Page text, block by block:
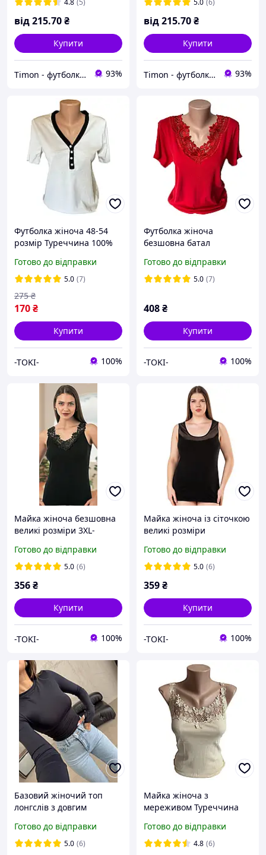
4.8 (5)
від215.70₴
Купити
Timon - футболки дитячі тя дорослі однотонні 93%
5.0 (6)
від215.70₴
Купити
Timon - футболки дитячі тя дорослі однотонні 93%
Футболка жіноча 48-54
розмір Туреччина 100%
Готово до відправки
5.0 (7)
170₴
275 ₴
Купити
-TOKI- 100%
Футболка жіноча
безшовна батал
Готово до відправки
5.0 (7)
408₴
Купити
-TOKI- 100%
Майка жіноча безшовна
великі розміри 3XL-
бавовна
Готово до відправки
5.0 (6)
356₴
Купити
-TOKI- 100%
Майка жіноча із сіточкою
великі розміри
Готово до відправки
5.0 (6)
359₴
Купити
-TOKI- 100%
Базовий жіночий топ
лонгслів з довгим
Готово до відправки
5.0 (6)
Майка жіноча з
мереживом Туреччина
Готово до відправки
4.8 (6)